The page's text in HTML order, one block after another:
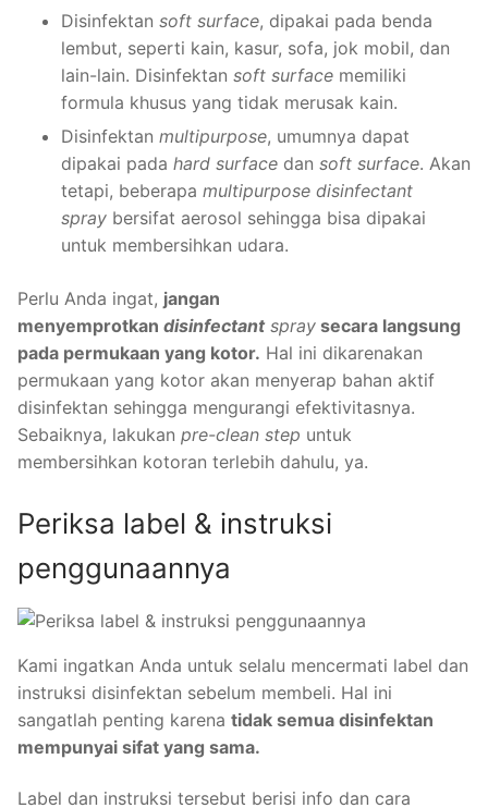
Disinfektan soft surface, dipakai pada benda
lembut, seperti kain, kasur, sofa, jok mobil, dan
lain-lain. Disinfektan soft surface memiliki
formula khusus yang tidak merusak kain.
Disinfektan multipurpose, umumnya dapat
dipakai pada hard surface dan soft surface. Akan
tetapi, beberapa multipurpose disinfectant
spray bersifat aerosol sehingga bisa dipakai
untuk membersihkan udara.
Perlu Anda ingat, jangan
menyemprotkan disinfectantspray secara langsung
pada permukaan yang kotor. Hal ini dikarenakan
permukaan yang kotor akan menyerap bahan aktif
disinfektan sehingga mengurangi efektivitasnya.
Sebaiknya, lakukan pre-clean step untuk
membersihkan kotoran terlebih dahulu, ya.
Periksa label & instruksi
penggunaannya
Kami ingatkan Anda untuk selalu mencermati label dan
instruksi disinfektan sebelum membeli. Hal ini
sangatlah penting karena tidak semua disinfektan
mempunyai sifat yang sama.
Label dan instruksi tersebut berisi info dan cara